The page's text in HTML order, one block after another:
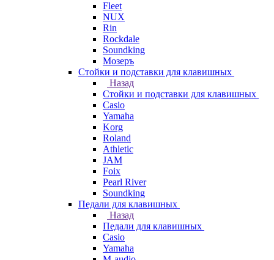
Fleet
NUX
Rin
Rockdale
Soundking
Мозеръ
Стойки и подставки для клавишных
Назад
Стойки и подставки для клавишных
Casio
Yamaha
Korg
Roland
Athletic
JAM
Foix
Pearl River
Soundking
Педали для клавишных
Назад
Педали для клавишных
Casio
Yamaha